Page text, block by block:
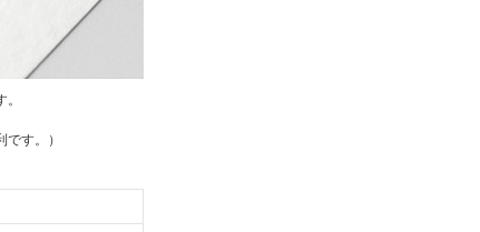
す。）